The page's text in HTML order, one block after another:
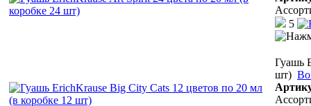
5
Гуашь
шт)